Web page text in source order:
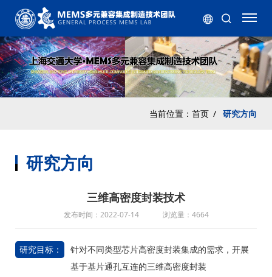
当前位置： 首页 / 研究方向
研究方向
三维高密度封装技术
发布时间：2022-07-14 浏览量：4664
研究目标：
针对不同类型芯片高密度封装集成的需求，开展
基于基片通孔互连的三维高密度封装